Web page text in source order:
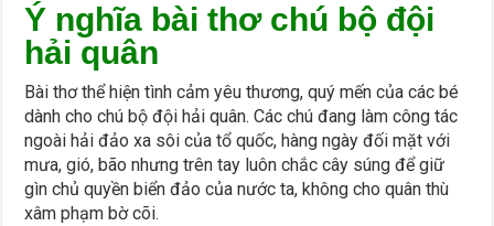
Ý nghĩa bài thơ chú bộ đội
hải quân
Bài thơ thể hiện tình cảm yêu thương, quý mến của các bé
dành cho chú bộ đội hải quân. Các chú đang làm công tác
ngoài hải đảo xa sôi của tổ quốc, hàng ngày đối mặt với
mưa, gió, bão nhưng trên tay luôn chắc cây súng để giữ
gìn chủ quyền biển đảo của nước ta, không cho quân thù
xâm phạm bờ cõi.